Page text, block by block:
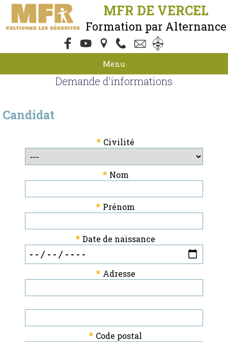
MFR DE VERCEL
Formation par Alternance
Menu
Demande d'informations
Candidat
* Civilité
* Nom
* Prénom
* Date de naissance
* Adresse
* Code postal